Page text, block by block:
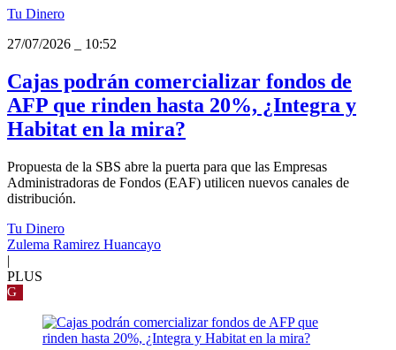
Tu Dinero
27/07/2026
10:52
Cajas podrán comercializar fondos de
AFP que rinden hasta 20%, ¿Integra y
Habitat en la mira?
Propuesta de la SBS abre la puerta para que las Empresas
Administradoras de Fondos (EAF) utilicen nuevos canales de
distribución.
Tu Dinero
Zulema Ramirez Huancayo
|
PLUS
G